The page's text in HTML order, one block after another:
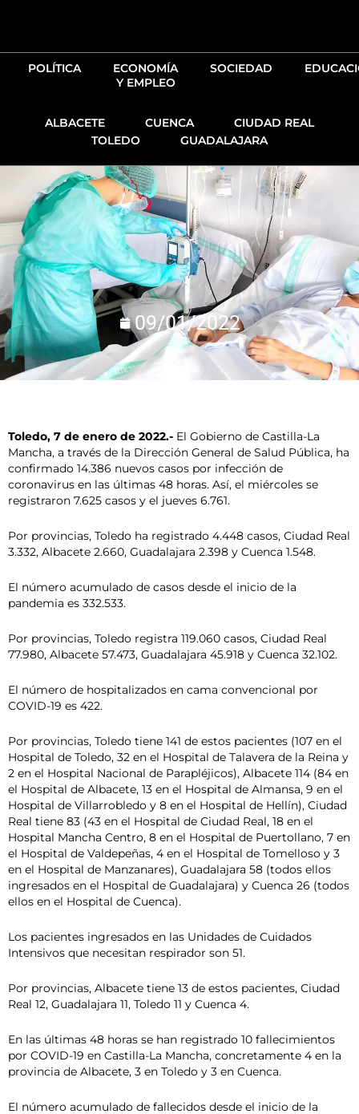
POLÍTICA
ECONOMÍA
Y EMPLEO
SOCIEDAD
ALBACETE CUENCA
CIUDAD REAL
TOLEDO
GUADALAJARA
09/01/2022
Toledo, 7 de enero de 2022.- El Gobierno de Castilla-La
Mancha, a través de la Dirección General de Salud Pública, ha
confirmado 14.386 nuevos casos por infección de
coronavirus en las últimas 48 horas. Así, el miércoles se
registraron 7.625 casos y el jueves 6.761.
Por provincias, Toledo ha registrado 4.448 casos, Ciudad Real
3.332, Albacete 2.660, Guadalajara 2.398 y Cuenca 1.548.
El número acumulado de casos desde el inicio de la
pandemia es 332.533.
Por provincias, Toledo registra 119.060 casos, Ciudad Real
77.980, Albacete 57.473, Guadalajara 45.918 y Cuenca 32.102.
El número de hospitalizados en cama convencional por
COVID-19 es 422.
Por provincias, Toledo tiene 141 de estos pacientes (107 en el
Hospital de Toledo, 32 en el Hospital de Talavera de la Reina y
2 en el Hospital Nacional de Parapléjicos), Albacete 114 (84 en
el Hospital de Albacete, 13 en el Hospital de Almansa, 9 en el
Hospital de Villarrobledo y 8 en el Hospital de Hellín), Ciudad
Real tiene 83 (43 en el Hospital de Ciudad Real, 18 en el
Hospital Mancha Centro, 8 en el Hospital de Puertollano, 7 en
el Hospital de Valdepeñas, 4 en el Hospital de Tomelloso y 3
en el Hospital de Manzanares), Guadalajara 58 (todos ellos
ingresados en el Hospital de Guadalajara) y Cuenca 26 (todos
ellos en el Hospital de Cuenca).
Los pacientes ingresados en las Unidades de Cuidados
Intensivos que necesitan respirador son 51.
Por provincias, Albacete tiene 13 de estos pacientes, Ciudad
Real 12, Guadalajara 11, Toledo 11 y Cuenca 4.
En las últimas 48 horas se han registrado 10 fallecimientos
por COVID-19 en Castilla-La Mancha, concretamente 4 en la
provincia de Albacete, 3 en Toledo y 3 en Cuenca.
El número acumulado de fallecidos desde el inicio de la